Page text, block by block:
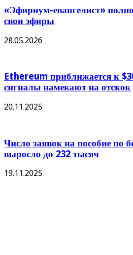
«Эфириум-евангелист»
свои эфиры
28.05.2026
Ethereum приближается к
сигналы намекают на отскок
20.11.2025
Число заявок на пособие по
выросло до 232 тысяч
19.11.2025